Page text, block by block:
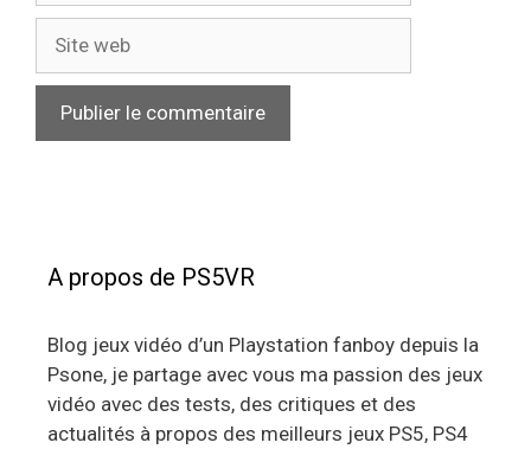
web
A propos de PS5VR
Blog jeux vidéo d’un Playstation fanboy depuis la
Psone, je partage avec vous ma passion des jeux
vidéo avec des tests, des critiques et des
actualités à propos des meilleurs jeux PS5, PS4